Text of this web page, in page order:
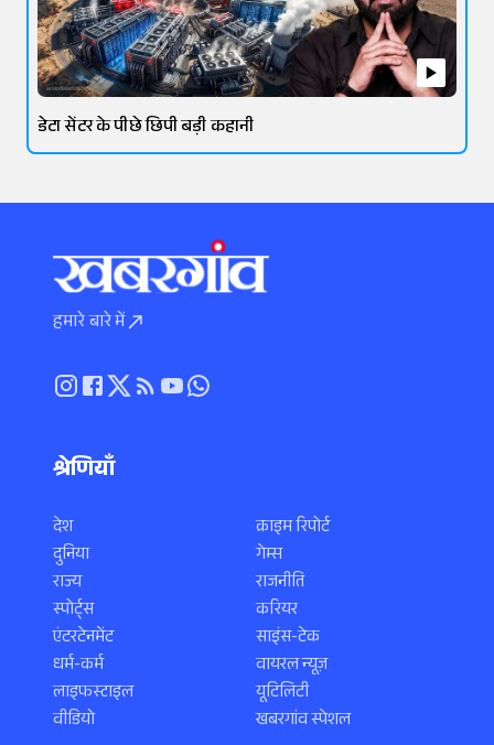
डेटा सेंटर के पीछे छिपी बड़ी कहानी
हमारे बारे में
श्रेणियाँ
देश
दुनिया
राज्य
स्पोर्ट्स
एंटरटेनमेंट
धर्म-कर्म
लाइफस्टाइल
वीडियो
क्राइम रिपोर्ट
गेम्स
राजनीति
करियर
साइंस-टेक
वायरल न्यूज़
यूटिलिटी
खबरगांव स्पेशल